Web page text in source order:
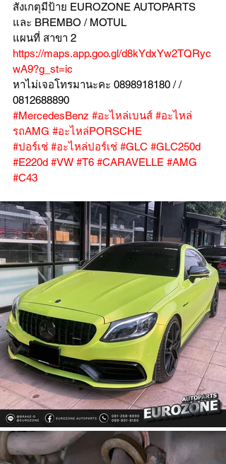
สังเกตุมีป้าย EUROZONE AUTOPARTS
และ BREMBO / MOTUL
แผนที่ สาขา 2
https://maps.app.goo.gl/d8kYdxYw2TQRyc
wA9?g_st=ic
หาไม่เจอโทรมานะคะ 0898918180 / /
0812688890
#MercedesBenz #อะไหล่เบนส์ #อะไหล่
รถAMG #อะไหล่PORSCHE
#ปอร์เช่ #อะไหล่ปอร์เช่ #GLC #GLC250d
#E220d #VW #T6 #CARAVELLE #AMG
#C43